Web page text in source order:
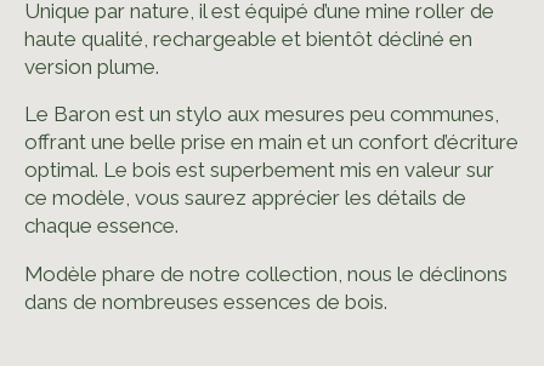
CERISIER
Unique par nature, il est équipé d’une mine roller de
haute qualité, rechargeable et bientôt décliné en
version plume.
Le Baron est un stylo aux mesures peu communes,
offrant une belle prise en main et un confort d’écriture
optimal. Le bois est superbement mis en valeur sur
ce modèle, vous saurez apprécier les détails de
chaque essence.
Modèle phare de notre collection, nous le déclinons
dans de nombreuses essences de bois.